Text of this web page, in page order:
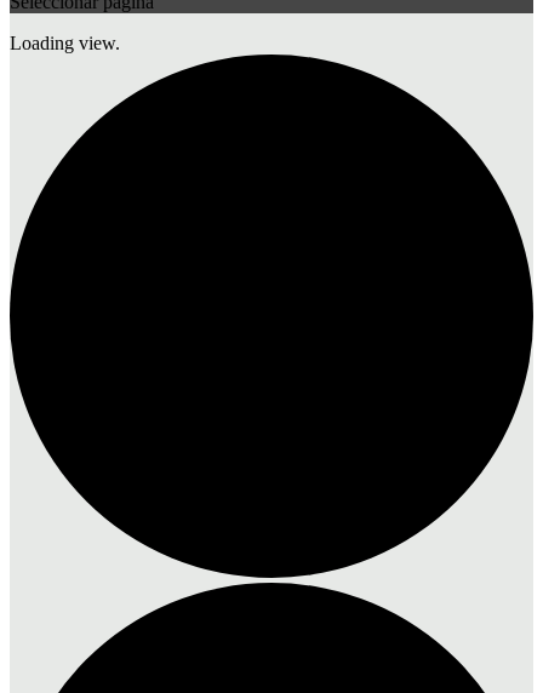
Loading view.